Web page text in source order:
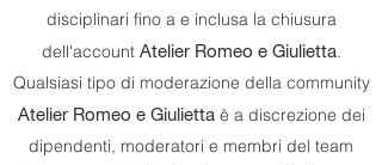
disciplinari fino a e inclusa la chiusura
dell'account Atelier Romeo e Giulietta.
Qualsiasi tipo di moderazione della community
Atelier Romeo e Giuliettaè a discrezione dei
dipendenti, moderatori e membri del team